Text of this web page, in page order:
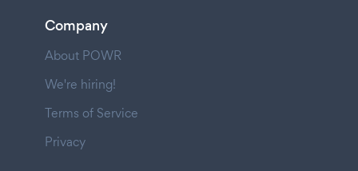
Company
About POWR
We're hiring!
Terms of Service
Privacy